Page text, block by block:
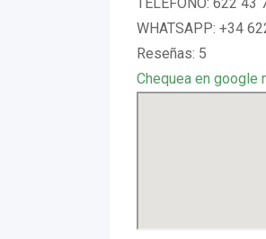
WHATSAPP: +34
Reseñas: 5
Chequea en google